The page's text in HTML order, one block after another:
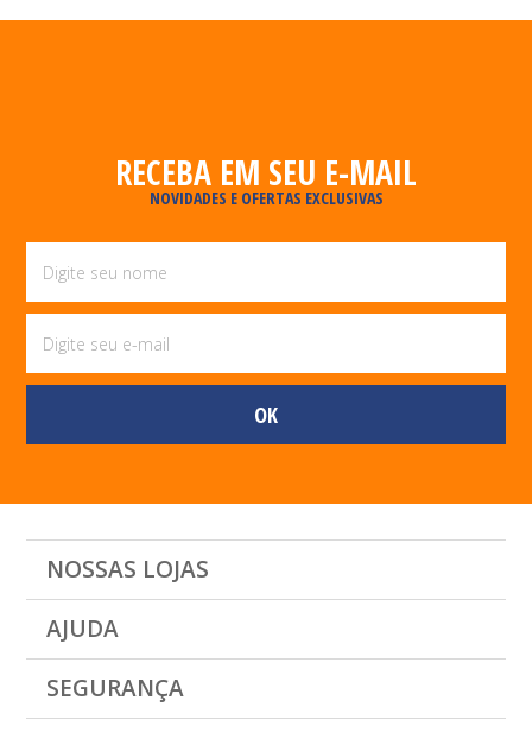
RECEBA EM SEU E-MAIL
NOVIDADES E OFERTAS EXCLUSIVAS
NOSSAS LOJAS
AJUDA
SEGURANÇA